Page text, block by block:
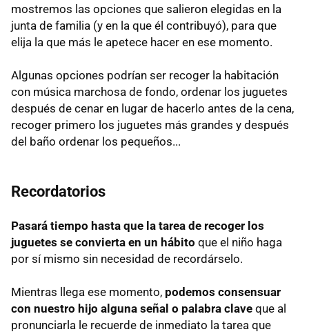
mostremos las opciones que salieron elegidas en la
junta de familia (y en la que él contribuyó), para que
elija la que más le apetece hacer en ese momento.
Algunas opciones podrían ser recoger la habitación
con música marchosa de fondo, ordenar los juguetes
después de cenar en lugar de hacerlo antes de la cena,
recoger primero los juguetes más grandes y después
del baño ordenar los pequeños...
Recordatorios
Pasará tiempo hasta que la tarea de recoger los
juguetes se convierta en un hábito que el niño haga
por sí mismo sin necesidad de recordárselo.
Mientras llega ese momento, podemos consensuar
con nuestro hijo alguna señal o palabra clave que al
pronunciarla le recuerde de inmediato la tarea que